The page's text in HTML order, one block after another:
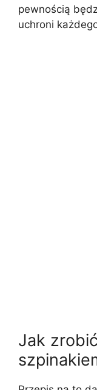
pewnością
uchroni
Jak